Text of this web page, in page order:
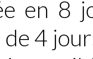
en 8
4